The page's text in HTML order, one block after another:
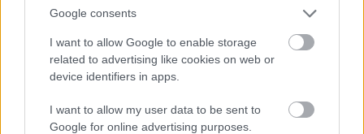
Google consents
I want to allow Google to enable storage
related to advertising like cookies on web or
device identifiers in apps.
I want to allow my user data to be sent to
Google for online advertising purposes.